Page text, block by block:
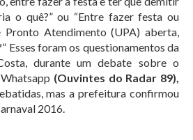
o quê?” ou “Entre fazer festa ou
Pronto Atendimento (UPA) aberta,
Esses foram os questionamentos da
durante um debate sobre o
(Ouvintes do Radar 89),
mas a prefeitura confirmou
2016.